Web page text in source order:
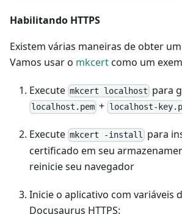
Habilitando HTTPS
Existem várias maneiras de obter
Vamos usar o mkcertcomo um
Execute mkcert localhost para
localhost.pem + localhost-
Execute mkcert -install para
certificado em seu
reinicie seu navegador
Inicie o aplicativo com variáveis
Docusaurus HTTPS: